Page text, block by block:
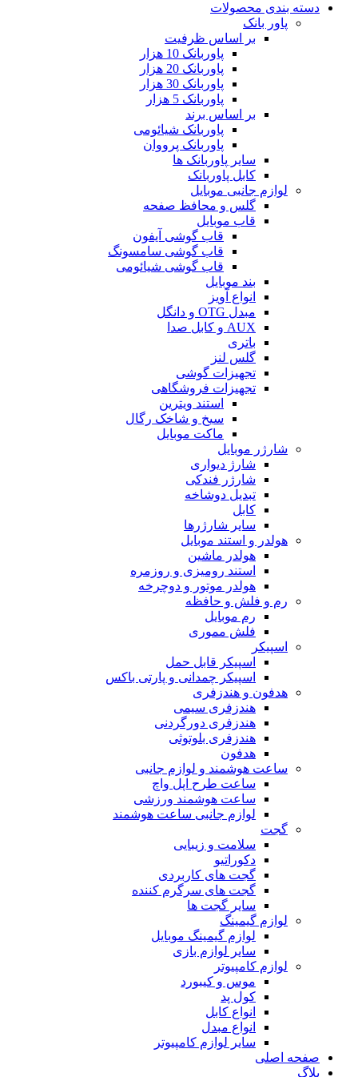
دسته بندی محصولات
پاور بانک
بر اساس ظرفیت
پاوربانک 10 هزار
پاوربانک 20 هزار
پاوربانک 30 هزار
پاوربانک 5 هزار
بر اساس برند
پاوربانک شیائومی
پاوربانک پرووان
سایر پاوربانک ها
کابل پاوربانک
لوازم جانبی موبایل
گلس و محافظ صفحه
قاب موبایل
قاب گوشی آیفون
قاب گوشی سامسونگ
قاب گوشی شیائومی
بند موبایل
انواع آویز
مبدل OTG و دانگل
AUX و کابل صدا
باتری
گلس لنز
تجهیزات گوشی
تجهیزات فروشگاهی
استند ویترین
سیخ و شاخک رگال
ماکت موبایل
شارژر موبایل
شارژ دیواری
شارژر فندکی
تبدیل دوشاخه
کابل
سایر شارژرها
هولدر و استند موبایل
هولدر ماشین
استند رومیزی و روزمره
هولدر موتور و دوچرخه
رم و فلش و حافظه
رم موبایل
فلش مموری
اسپیکر
اسپیکر قابل حمل
اسپیکر چمدانی و پارتی باکس
هدفون و هندزفری
هندزفری سیمی
هندزفری دورگردنی
هندزفری بلوتوثی
هدفون
ساعت هوشمند و لوازم جانبی
ساعت طرح اپل واچ
ساعت هوشمند ورزشی
لوازم جانبی ساعت هوشمند
گجت
سلامت و زیبایی
دکوراتیو
گجت های کاربردی
گجت های سرگرم کننده
سایر گجت ها
لوازم گیمینگ
لوازم گیمینگ موبایل
سایر لوازم بازی
لوازم کامپیوتر
موس و کیبورد
کول پد
انواع کابل
انواع مبدل
سایر لوازم کامپیوتر
صفحه اصلی
بلاگ